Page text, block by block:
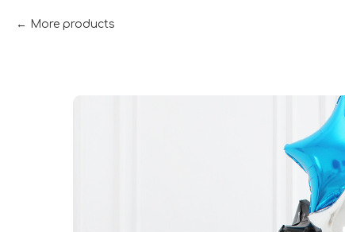
More products